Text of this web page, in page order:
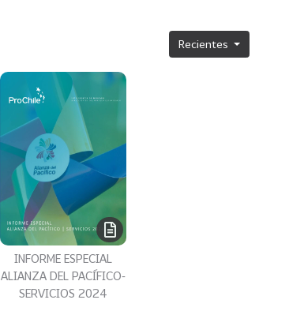
Recientes
INFORME ESPECIAL
ALIANZA DEL PACÍFICO-
SERVICIOS 2024